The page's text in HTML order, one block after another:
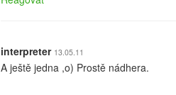
interpreter 13.05.11
A ještě jedna ,o) Prostě nádhera.